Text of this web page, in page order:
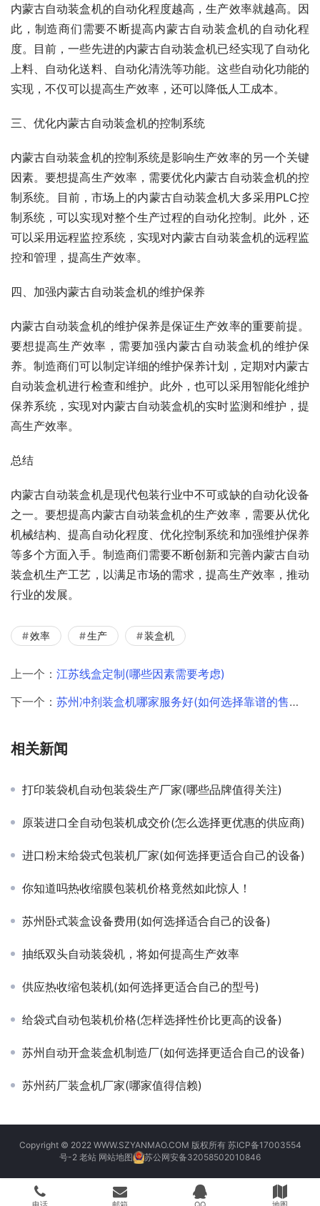
内蒙古自动装盒机的自动化程度越高，生产效率就越高。因
此，制造商们需要不断提高内蒙古自动装盒机的自动化程
度。目前，一些先进的内蒙古自动装盒机已经实现了自动化
上料、自动化送料、自动化清洗等功能。这些自动化功能的
实现，不仅可以提高生产效率，还可以降低人工成本。
三、优化内蒙古自动装盒机的控制系统
内蒙古自动装盒机的控制系统是影响生产效率的另一个关键
因素。要想提高生产效率，需要优化内蒙古自动装盒机的控
制系统。目前，市场上的内蒙古自动装盒机大多采用PLC控
制系统，可以实现对整个生产过程的自动化控制。此外，还
可以采用远程监控系统，实现对内蒙古自动装盒机的远程监
控和管理，提高生产效率。
四、加强内蒙古自动装盒机的维护保养
内蒙古自动装盒机的维护保养是保证生产效率的重要前提。
要想提高生产效率，需要加强内蒙古自动装盒机的维护保
养。制造商们可以制定详细的维护保养计划，定期对内蒙古
自动装盒机进行检查和维护。此外，也可以采用智能化维护
保养系统，实现对内蒙古自动装盒机的实时监测和维护，提
高生产效率。
总结
内蒙古自动装盒机是现代包装行业中不可或缺的自动化设备
之一。要想提高内蒙古自动装盒机的生产效率，需要从优化
机械结构、提高自动化程度、优化控制系统和加强维护保养
等多个方面入手。制造商们需要不断创新和完善内蒙古自动
装盒机生产工艺，以满足市场的需求，提高生产效率，推动
行业的发展。
效率 生产 装盒机
上一个： 江苏线盒定制(哪些因素需要考虑)
下一个： 苏州冲剂装盒机哪家服务好(如何选择靠谱的售后服务商)
相关新闻
打印装袋机自动包装袋生产厂家(哪些品牌值得关注)
原装进口全自动包装机成交价(怎么选择更优惠的供应商)
进口粉末给袋式包装机厂家(如何选择更适合自己的设备)
你知道吗热收缩膜包装机价格竟然如此惊人！
苏州卧式装盒设备费用(如何选择适合自己的设备)
抽纸双头自动装袋机，将如何提高生产效率
供应热收缩包装机(如何选择更适合自己的型号)
给袋式自动包装机价格(怎样选择性价比更高的设备)
苏州自动开盒装盒机制造厂(如何选择更适合自己的设备)
苏州药厂装盒机厂家(哪家值得信赖)
Copyright © 2022 WWW.SZYANMAO.COM 版权所有 苏ICP备17003554
号-2 老站 网站地图 苏公网安备32058502010846